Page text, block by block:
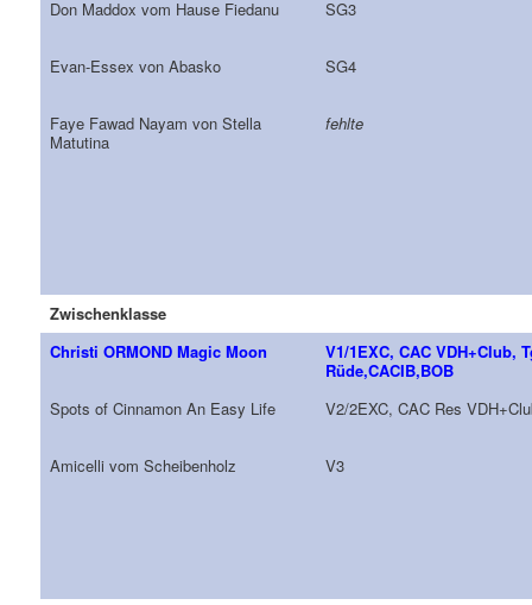
Don Maddox vom Hause Fiedanu SG3
Evan-Essex von Abasko SG4
Faye Fawad Nayam von Stella
Matutina
fehlte
Zwischenklasse
Christi ORMOND Magic Moon
V1/1EXC, CAC VDH+Club,
Rüde,CACIB,BOB
Spots of Cinnamon An Easy Life
V2/2EXC, CAC Res
Amicelli vom Scheibenholz V3